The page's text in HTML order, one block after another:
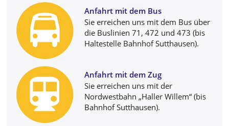
Anfahrt mit dem Bus
Sie erreichen uns mit dem Bus über
die Buslinien 71, 472 und 473 (bis
Haltestelle Bahnhof Sutthausen).
Anfahrt mit dem Zug
Sie erreichen uns mit der
Nordwestbahn „Haller Willem“ (bis
Bahnhof Sutthausen).